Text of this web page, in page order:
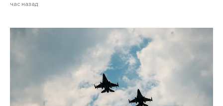
час назад